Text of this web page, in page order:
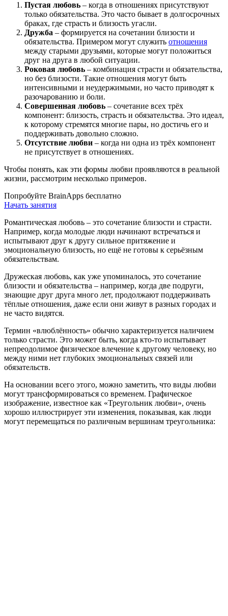
Пустая любовь – когда в отношениях присутствуют
только обязательства. Это часто бывает в долгосрочных
браках, где страсть и близость угасли.
Дружба – формируется на сочетании близости и
обязательства. Примером могут служить отношения
между старыми друзьями, которые могут положиться
друг на друга в любой ситуации.
Роковая любовь – комбинация страсти и обязательства,
но без близости. Такие отношения могут быть
интенсивными и неудержимыми, но часто приводят к
разочарованию и боли.
Совершенная любовь – сочетание всех трёх
компонент: близость, страсть и обязательства. Это идеал,
к которому стремятся многие пары, но достичь его и
поддерживать довольно сложно.
Отсутствие любви – когда ни одна из трёх компонент
не присутствует в отношениях.
Чтобы понять, как эти формы любви проявляются в реальной
жизни, рассмотрим несколько примеров.
Попробуйте BrainApps бесплатно
Начать занятия
Романтическая любовь – это сочетание близости и страсти.
Например, когда молодые люди начинают встречаться и
испытывают друг к другу сильное притяжение и
эмоциональную близость, но ещё не готовы к серьёзным
обязательствам.
Дружеская любовь, как уже упоминалось, это сочетание
близости и обязательства – например, когда две подруги,
знающие друг друга много лет, продолжают поддерживать
тёплые отношения, даже если они живут в разных городах и
не часто видятся.
Термин «влюблённость» обычно характеризуется наличием
только страсти. Это может быть, когда кто-то испытывает
непреодолимое физическое влечение к другому человеку, но
между ними нет глубоких эмоциональных связей или
обязательств.
На основании всего этого, можно заметить, что виды любви
могут трансформироваться со временем. Графическое
изображение, известное как «Треугольник любви», очень
хорошо иллюстрирует эти изменения, показывая, как люди
могут перемещаться по различным вершинам треугольника: